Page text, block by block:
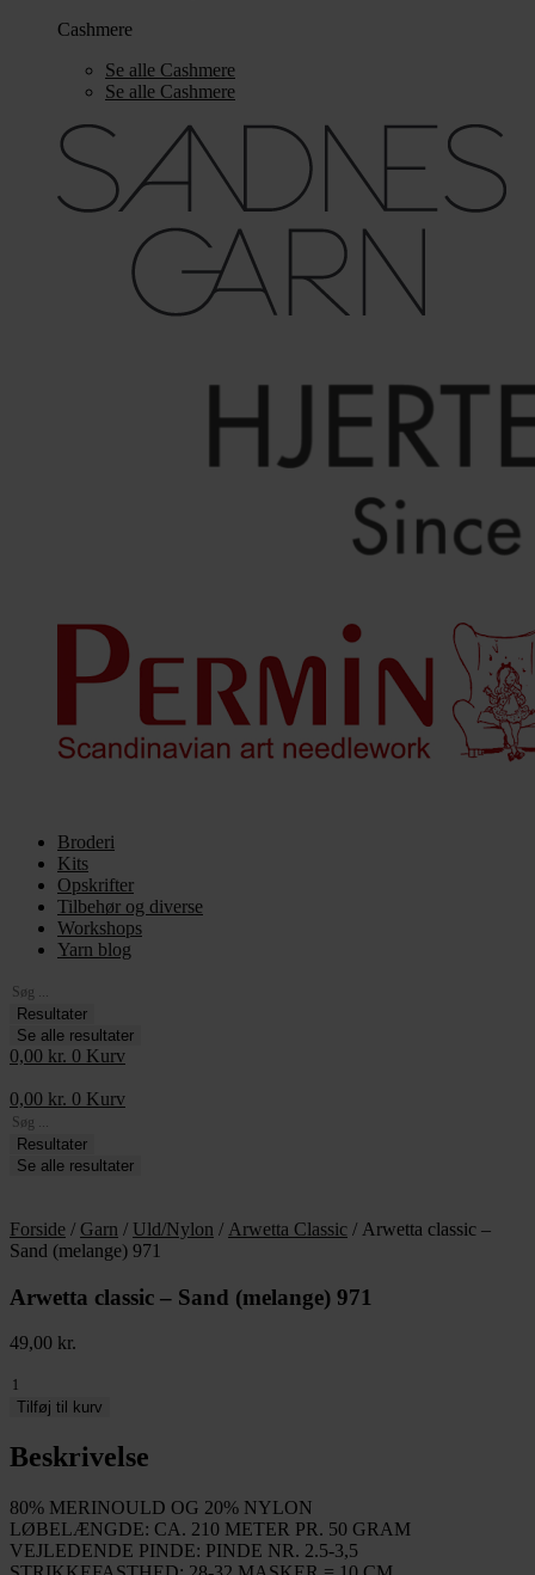
Cashmere
Se alle Cashmere
Se alle Cashmere
Broderi
Kits
Opskrifter
Tilbehør og diverse
Workshops
Yarn blog
Search
...Resultater
Se alle resultater
0,00 kr. 0 Kurv
0,00 kr. 0 Kurv
Search
...Resultater
Se alle resultater
Forside / Garn / Uld/Nylon / Arwetta Classic / Arwetta classic –
Sand (melange) 971
Arwetta classic – Sand (melange) 971
49,00 kr.
Arwetta
classic
Sand
(melange)
antal
Tilføj til kurv
Beskrivelse
80% MERINOULD OG 20% NYLON
LØBELÆNGDE: CA. 210 METER PR. 50 GRAM
VEJLEDENDE PINDE: PINDE NR. 2.5-3,5